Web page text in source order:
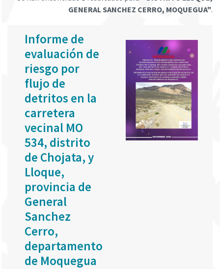
GENERAL SANCHEZ CERRO, MOQUEGUA".
Informe de
evaluación de
riesgo por
flujo de
detritos en la
carretera
vecinal MO
534, distrito
de Chojata, y
Lloque,
provincia de
General
Sanchez
Cerro,
departamento
de Moquegua